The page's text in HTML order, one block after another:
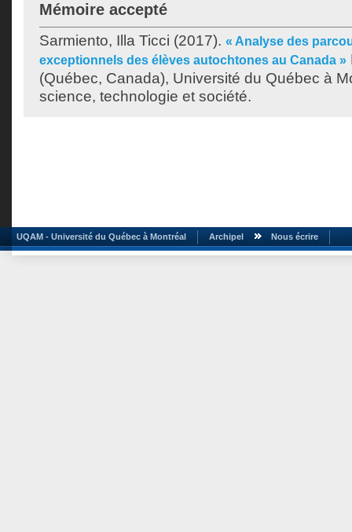
Mémoire accepté
Sarmiento, Illa Ticci (2017). « Analyse des
exceptionnels des élèves autochtones au Canada »
(Québec, Canada), Université du Québec à
science, technologie et société.
UQAM - Université du Québec à Montréal Archipel Nous écrire